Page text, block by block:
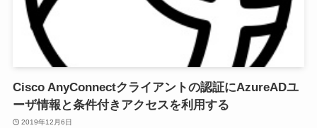
Cisco AnyConnectクライアントの認証にAzureADユ
ーザ情報と条件付きアクセスを利用する
2019年12月6日